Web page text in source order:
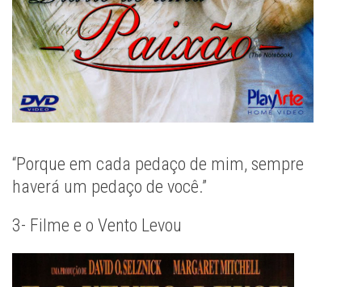
“Porque em cada pedaço de mim, sempre
haverá um pedaço de você.”
3- Filme e o Vento Levou